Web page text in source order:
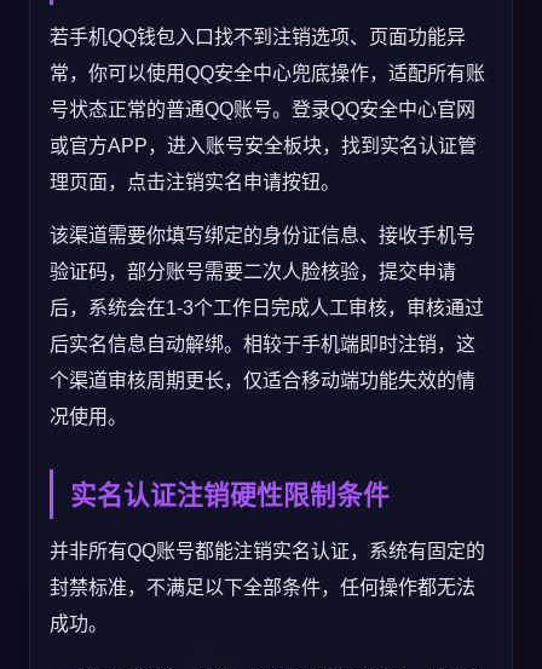
若手机QQ钱包入口找不到注销选项、页面功能异
常，你可以使用QQ安全中心兜底操作，适配所有账
号状态正常的普通QQ账号。登录QQ安全中心官网
或官方APP，进入账号安全板块，找到实名认证管
理页面，点击注销实名申请按钮。
该渠道需要你填写绑定的身份证信息、接收手机号
验证码，部分账号需要二次人脸核验，提交申请
后，系统会在1-3个工作日完成人工审核，审核通过
后实名信息自动解绑。相较于手机端即时注销，这
个渠道审核周期更长，仅适合移动端功能失效的情
况使用。
实名认证注销硬性限制条件
并非所有QQ账号都能注销实名认证，系统有固定的
封禁标准，不满足以下全部条件，任何操作都无法
成功。